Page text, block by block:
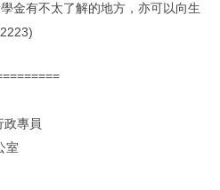
金有不太了解的地方，亦可以向生
政專員
室